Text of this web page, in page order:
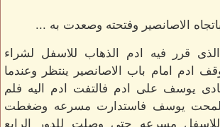
الاصانصير وفتحته وصعدت به ...
قرر فيه ادم الذهاب للاسفل لشراء
ادم امام باب الاصانصير ينتظر وعندما
يوسف على ادم فالتفت ادم اليه فلم
لمحت يوسف فاستدارت مسرعه وضغطت
مسرعه حتى وصلت للدور الرابع